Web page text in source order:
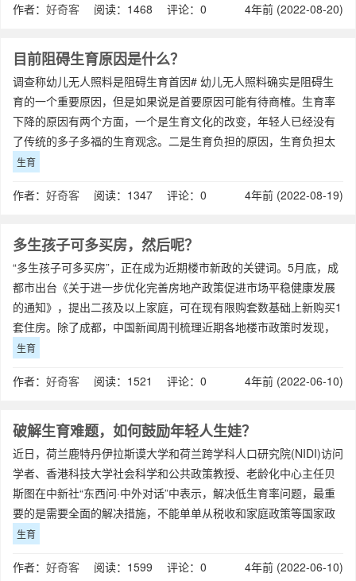
和投入可以去干别的事情，这恰恰是现在的
作者： 好奇客 阅读：1468 评论：0 4年前 (2022-08-20)
目前阻碍生育原因是什么？
调查称幼儿无人照料是阻碍生育首因# 幼儿无人照料确实是阻碍生
育的一个重要原因，但是如果说是首要原因可能有待商榷。生育率
下降的原因有两个方面，一个是生育文化的改变，年轻人已经没有
了传统的多子多福的生育观念。二是生育负担的原因，生育负担太
过沉重，影响了人们的生育
生育
作者： 好奇客 阅读：1347 评论：0 4年前 (2022-08-19)
多生孩子可多买房，然后呢？
“多生孩子可多买房”，正在成为近期楼市新政的关键词。5月底，成
都市出台《关于进一步优化完善房地产政策促进市场平稳健康发展
的通知》，提出二孩及以上家庭，可在现有限购套数基础上新购买1
套住房。除了成都，中国新闻周刊梳理近期各地楼市政策时发现，
东莞、乐山、武汉、济南、沈阳、衡
生育
作者： 好奇客 阅读：1521 评论：0 4年前 (2022-06-10)
破解生育难题，如何鼓励年轻人生娃？
近日，荷兰鹿特丹伊拉斯谟大学和荷兰跨学科人口研究院(NIDI)访问
学者、香港科技大学社会科学和公共政策教授、老龄化中心主任贝
斯图在中新社“东西问·中外对话”中表示，解决低生育率问题，最重
要的是需要全面的解决措施，不能单单从税收和家庭政策等国家政
策方面入手。在本次“东西问
生育
作者： 好奇客 阅读：1599 评论：0 4年前 (2022-06-10)